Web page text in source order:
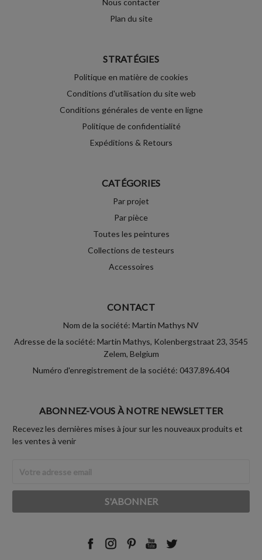
Nous contacter
Plan du site
STRATÉGIES
Politique en matière de cookies
Conditions d'utilisation du site web
Conditions générales de vente en ligne
Politique de confidentialité
Expéditions & Retours
CATÉGORIES
Par projet
Par pièce
Toutes les peintures
Collections de testeurs
Accessoires
CONTACT
Nom de la société: Martin Mathys NV
Adresse de la société: Martin Mathys, Kolenbergstraat 23, 3545
Zelem, Belgium
Numéro d'enregistrement de la société: 0437.896.404
ABONNEZ-VOUS À NOTRE NEWSLETTER
Recevez les dernières mises à jour sur les nouveaux produits et
les ventes à venir
Email